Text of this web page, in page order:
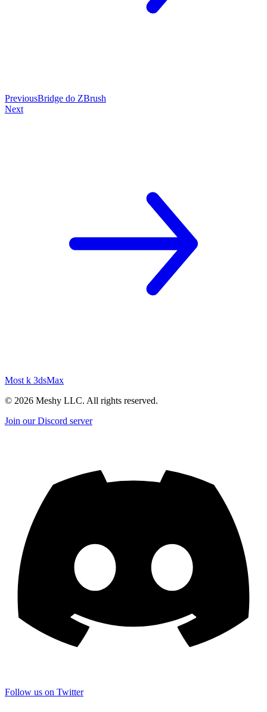
PreviousBridge do ZBrush
Next
Most k 3dsMax
© 2026 Meshy LLC. All rights reserved.
Join our Discord server
Follow us on Twitter